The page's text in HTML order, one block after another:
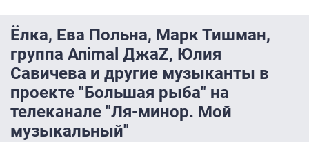
Ёлка, Ева Польна, Марк Тишман,
группа Animal ДжаZ, Юлия
Савичева и другие музыканты в
проекте "Большая рыба" на
телеканале "Ля-минор. Мой
музыкальный"